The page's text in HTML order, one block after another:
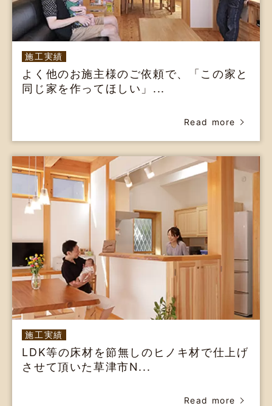
施工実績
よく他のお施主様のご依頼で、「この家と
同じ家を作ってほしい」...
Read more
施工実績
LDK等の床材を節無しのヒノキ材で仕上げ
させて頂いた草津市N...
Read more